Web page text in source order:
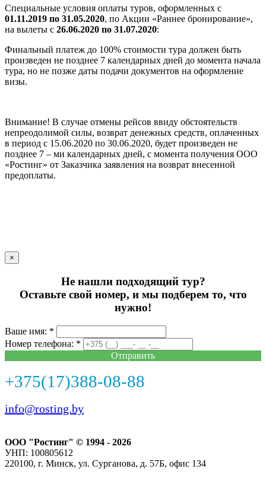
Специальные условия оплаты туров, оформленных с
01.11.2019 по 31.05.2020, по Акции «Раннее бронирование»,
на вылеты с 26.06.2020 по 31.07.2020:
Финальный платеж до 100% стоимости тура должен быть
произведен не позднее 7 календарных дней до момента начала
тура, но не позже даты подачи документов на оформление
визы.
Внимание! В случае отмены рейсов ввиду обстоятельств
непреодолимой силы, возврат денежных средств, оплаченных
в период с 15.06.2020 по 30.06.2020, будет произведен не
позднее 7 – ми календарных дней, с момента получения OOO
«Ростинг» от Заказчика заявления на возврат внесенной
предоплаты.
×
Не нашли подходящий тур?
Оставьте свой номер, и мы подберем то, что
нужно!
Ваше имя: *
Номер телефона: *
Отправить
+375(17)388-08-88
info@rosting.by
ООО "Ростинг" © 1994 - 2026
УНП: 100805612
220100, г. Минск, ул. Сурганова, д. 57Б, офис 134